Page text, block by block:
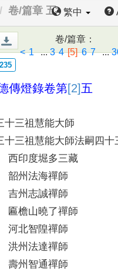
卷/篇章 五 繁中
卷/篇章 ：
< 1...3 4 [5] 6 7...
傳燈錄卷第[2]五
十三祖慧能大師
十三祖慧能大師法嗣四十
西印度堀多三藏
韶州法海禪師
吉州志誠禪師
匾檐山曉了禪師
河北智隍禪師
洪州法達禪師
壽州智通禪師